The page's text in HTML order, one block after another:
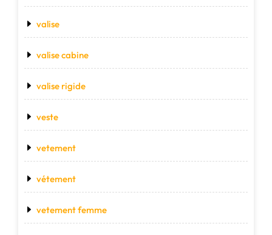
valise
valise cabine
valise rigide
veste
vetement
vétement
vetement femme